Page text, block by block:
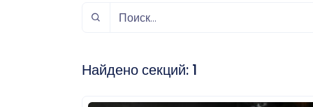
Индивидуально-
Найдено секций: 1